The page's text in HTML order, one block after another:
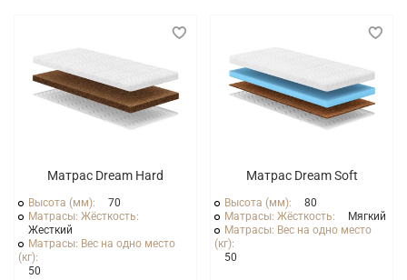
Матрас Dream Hard
Высота (мм):
70
Матрасы: Жёсткость:
Жесткий
Матрасы: Вес на одно место
(кг):
50
Матрас Dream Soft
Высота (мм):
80
Матрасы: Жёсткость:
Мягкий
Матрасы: Вес на одно место
(кг):
50